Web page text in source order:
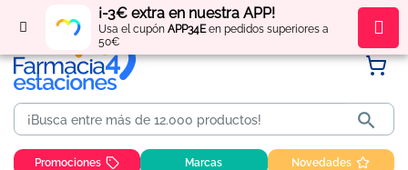
¡-3€ extra en nuestra APP!
Usa el cupón APP34Een pedidos superiores a
50€
Regístratey obténpuntos por tus compras

Promociones Marcas Novedades